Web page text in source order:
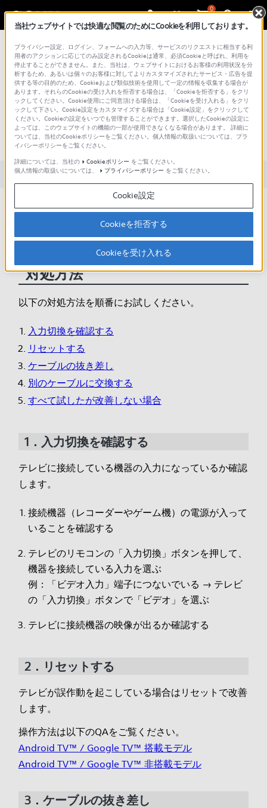
0
総合サポート・お問い合わせ
文書番号 : 00338013 / 最終更新日 : 2024/03/11
映像・音声ケーブルでつないだ機
器の映像が出ない
対象製品カテゴリー・製品
ブラビアと映像・音声ケーブルでつないだ機器の映像
が出ない場合に考えられる原因はいくつかあります。
以下の対処方法を順番にお試しください。
対処方法
以下の対処方法を順番にお試しください。
入力切換を確認する
リセットする
ケーブルの抜き差し
別のケーブルに交換する
すべて試したが改善しない場合
1．入力切換を確認する
テレビに接続している機器の入力になっているか確認
します。
接続機器（レコーダーやゲーム機）の電源が入って
いることを確認する
テレビのリモコンの「入力切換」ボタンを押して、
機器を接続している入力を選ぶ
例：「ビデオ入力」端子につないでいる → テレビ
の「入力切換」ボタンで「ビデオ」を選ぶ
テレビに接続機器の映像が出るか確認する
2．リセットする
テレビが誤作動を起こしている場合はリセットで改善
します。
操作方法は以下のQAをご覧ください。
Android TV™ / Google TV™ 搭載モデル
Android TV™ / Google TV™ 非搭載モデル
3．ケーブルの抜き差し
当社ウェブサイトでは快適な閲覧のためにCookieを利用しております。
プライバシー設定、ログイン、フォームへの入力等、サービスのリクエストに相当する利
用者のアクションに応じてのみ設定されるCookieは通常、必須Cookieと呼ばれ、利用を
停止することができません。また、当社は、ウェブサイトにおけるお客様の利用状況を分
析するため、あるいは個々のお客様に対してよりカスタマイズされたサービス・広告を提
供する等の目的のため、Cookieおよび類似技術を使用して一定の情報を収集する場合が
あります。それらのCookieの受け入れを拒否する場合は、「Cookieを拒否する」をクリ
ックしてください。Cookie使用にご同意頂ける場合は、「Cookieを受け入れる」をクリ
ックして下さい。Cookie設定をカスタマイズする場合は「Cookie設定」をクリックして
ください。Cookieの設定をいつでも管理することができます。選択したCookieの設定に
よっては、このウェブサイトの機能の一部が使用できなくなる場合があります。 詳細に
ついては、当社のCookieポリシーをご覧ください。個人情報の取扱いについては、プラ
イバシーポリシーをご覧ください。
詳細については、当社の
Cookieポリシー をご覧ください。
個人情報の取扱いについては、
プライバシーポリシー をご覧ください。
Cookie設定
Cookieを拒否する
Cookieを受け入れる